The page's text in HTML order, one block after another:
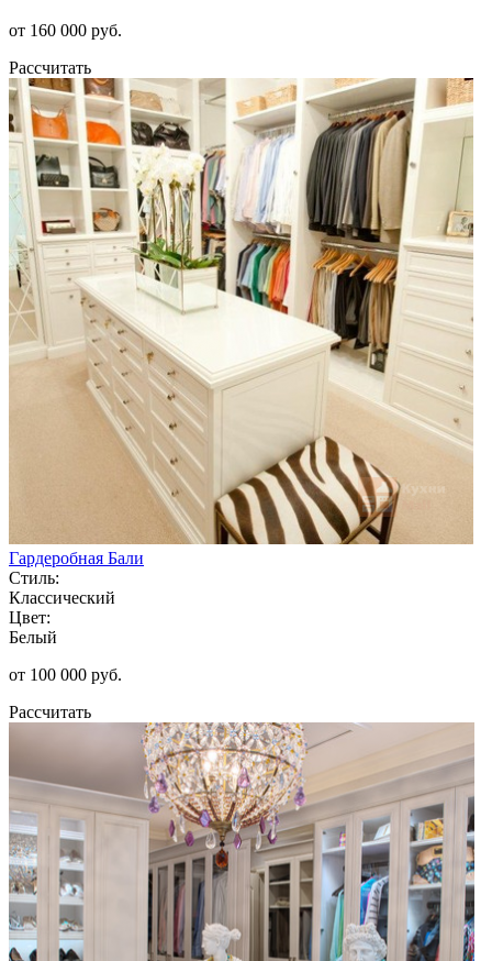
от 160 000 руб.
Рассчитать
Гардеробная Бали
Стиль:
Классический
Цвет:
Белый
от 100 000 руб.
Рассчитать